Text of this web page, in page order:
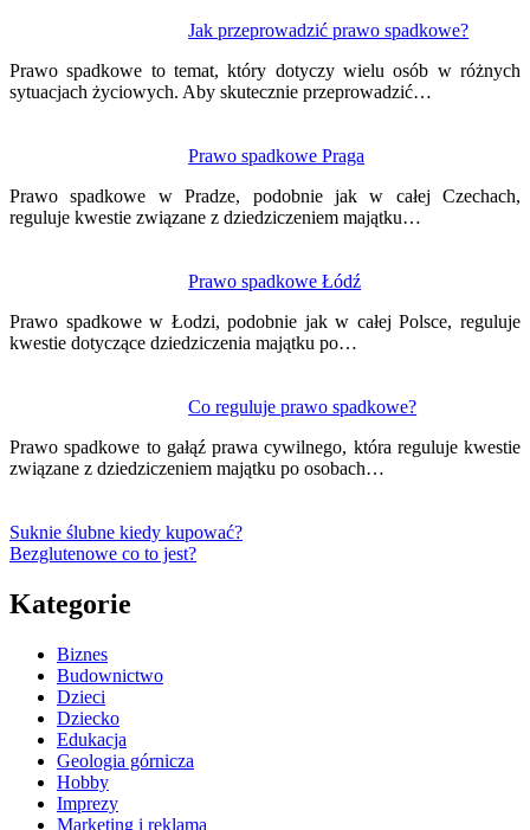
Jak przeprowadzić prawo spadkowe?
Prawo spadkowe to temat, który dotyczy wielu osób w różnych
sytuacjach życiowych. Aby skutecznie przeprowadzić…
Prawo spadkowe Praga
Prawo spadkowe w Pradze, podobnie jak w całej Czechach,
reguluje kwestie związane z dziedziczeniem majątku…
Prawo spadkowe Łódź
Prawo spadkowe w Łodzi, podobnie jak w całej Polsce, reguluje
kwestie dotyczące dziedziczenia majątku po…
Co reguluje prawo spadkowe?
Prawo spadkowe to gałąź prawa cywilnego, która reguluje kwestie
związane z dziedziczeniem majątku po osobach…
Suknie ślubne kiedy kupować?
Bezglutenowe co to jest?
Kategorie
Biznes
Budownictwo
Dzieci
Dziecko
Edukacja
Geologia górnicza
Hobby
Imprezy
Marketing i reklama